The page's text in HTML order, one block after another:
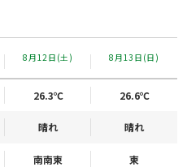
8月12日(土) 8月13日(日)
26.3℃ 26.6℃
晴れ 晴れ
南南東 東